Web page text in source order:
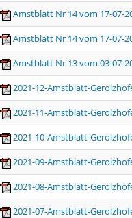
Amstblatt Nr 14 vom 17-07-
Amstblatt Nr 14 vom 17-07-
Amstblatt Nr 13 vom 03-07-
2021-12-Amstblatt-
2021-11-Amstblatt-
2021-10-Amstblatt-
2021-09-Amstblatt-
2021-08-Amstblatt-
2021-07-Amstblatt-